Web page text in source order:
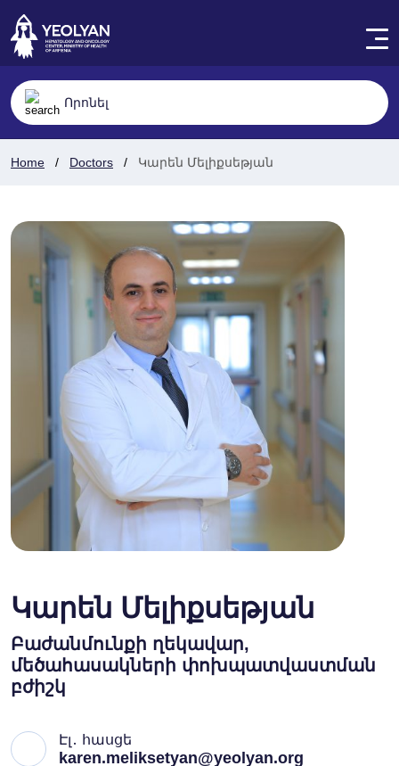
Home Doctors Կարեն Մելիքսեթյան
Կարեն Մելիքսեթյան
Բաժանմունքի ղեկավար,
մեծահասակների փոխպատվաստման
բժիշկ
Էլ․ հասցե
karen.meliksetyan@yeolyan.org